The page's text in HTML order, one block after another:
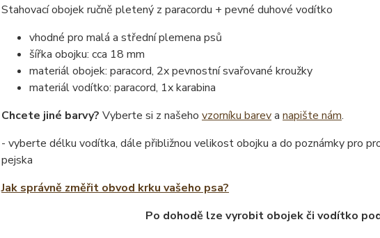
Stahovací obojek ručně pletený z paracordu + pevné duhové vodítko
vhodné pro malá a střední plemena psů
šířka obojku: cca 18 mm
materiál obojek: paracord, 2x pevnostní svařované kroužky
materiál vodítko: paracord, 1x karabina
Chcete jiné barvy? Vyberte si z našeho vzorníku bareva napište nám.
- vyberte délku vodítka, dále přibližnou velikost obojku a do poznámky pro
pejska
Jak správně změřit obvod krku vašeho psa?
Po dohodě lze vyrobit obojek či vodítko